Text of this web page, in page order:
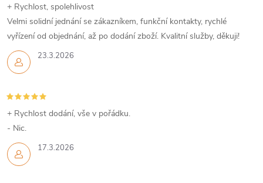
23.3.2026
+ Rychlost, spolehlivost
Velmi solidní jednání se zákazníkem, funkční kontakty, rychlé
vyřízení od objednání, až po dodání zboží. Kvalitní služby, děkuji!
17.3.2026
+ Rychlost dodání, vše v pořádku.
- Nic.